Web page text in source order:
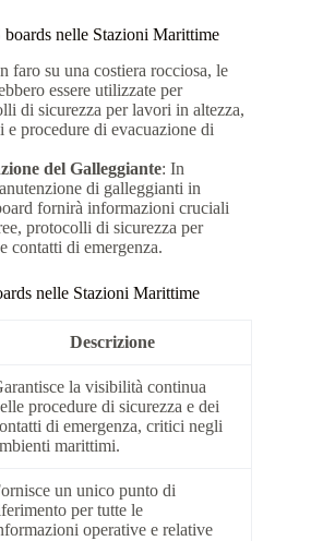
nelle Stazioni Marittime
faro su una costiera rocciosa, le
essere utilizzate per
di sicurezza per lavori in altezza,
procedure di evacuazione di
del Galleggiante: In
di galleggianti in
fornirà informazioni cruciali
protocolli di sicurezza per
contatti di emergenza.
nelle Stazioni Marittime
Descrizione
la visibilità continua
procedure di sicurezza e dei
di emergenza, critici negli
marittimi.
un unico punto di
per tutte le
operative e relative